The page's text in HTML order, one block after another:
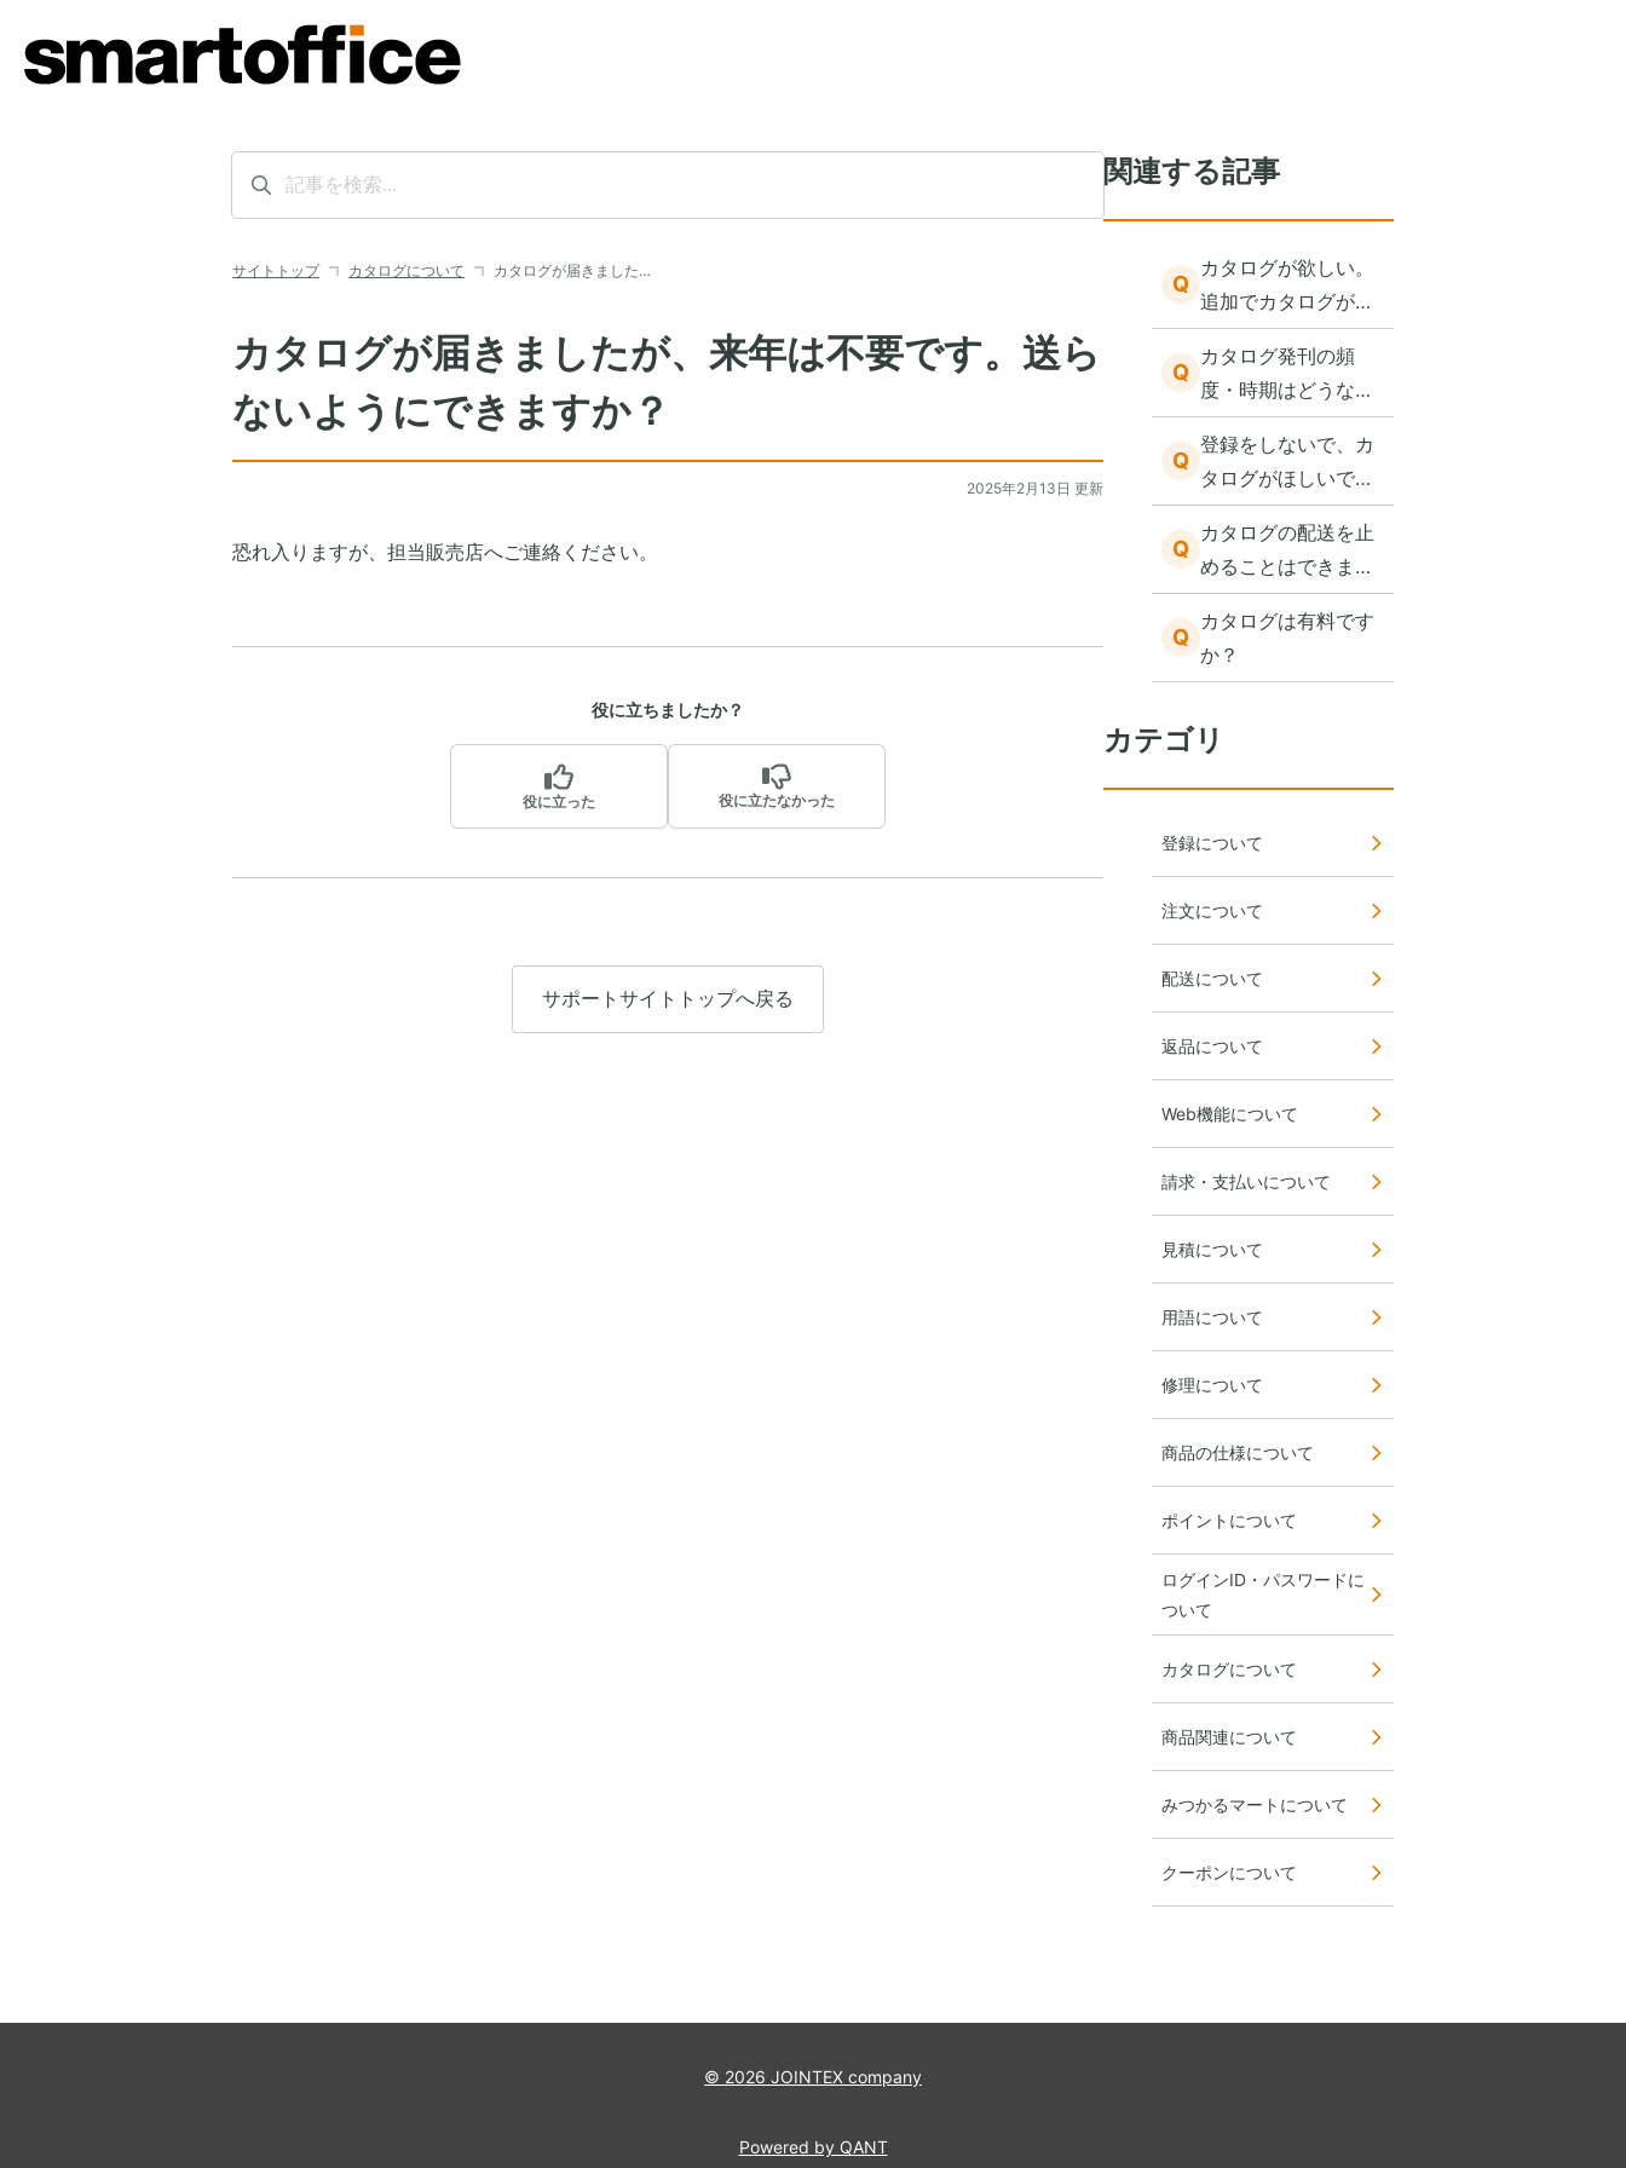
サイトトップ カタログについて カタログが届きました…
カタログが届きましたが、来年は不要です。送ら
ないようにできますか？
2025年2月13日 更新
恐れ入りますが、担当販売店へご連絡ください。
役に立ちましたか？
役に立った 役に立たなかった
サポートサイトトップへ戻る
関連する記事
Q
カタログが欲しい。
追加でカタログが欲
しい。どこで依頼で
きますか？
Q
カタログ発刊の頻
度・時期はどうなっ
ていますか？
Q
登録をしないで、カ
タログがほしいで
す。
Q
カタログの配送を止
めることはできます
か？
Q
カタログは有料です
か？
カテゴリ
登録について
注文について
配送について
返品について
Web機能について
請求・支払いについて
見積について
用語について
修理について
商品の仕様について
ポイントについて
ログインID・パスワードに
ついて
カタログについて
商品関連について
みつかるマートについて
クーポンについて
© 2026 JOINTEX company
Powered by QANT